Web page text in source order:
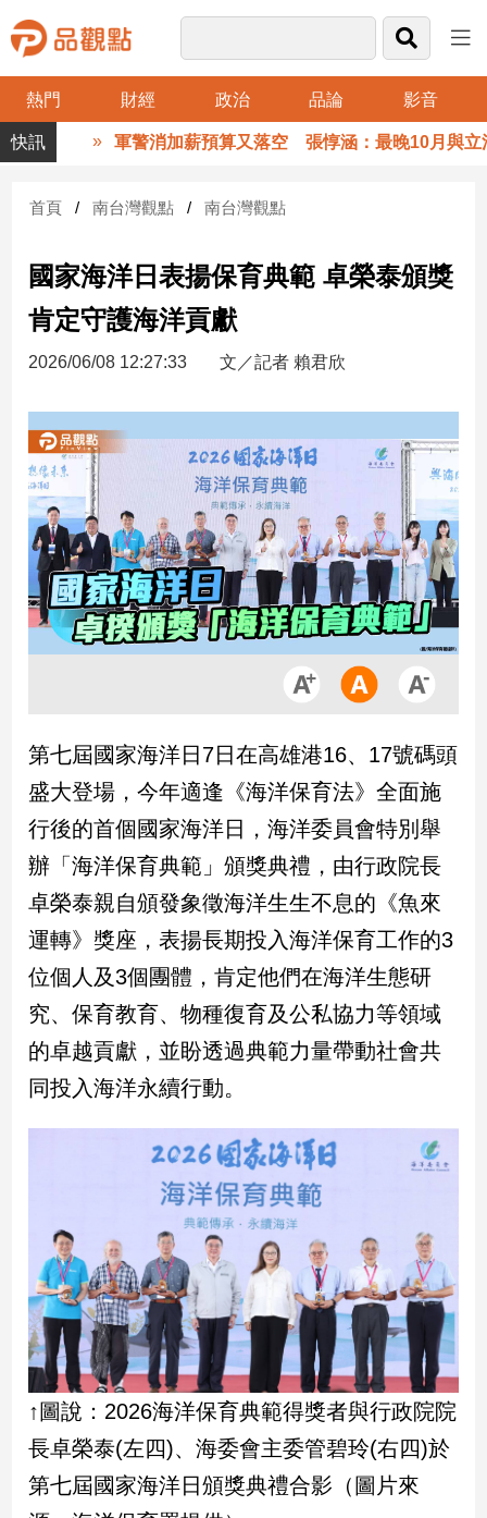
熱門 財經 政治 品論 影音
品
觀
財
台
財
新
產
經/
股
市
房
地
產
品
政
治
政
治
焦
品
觀
點
民
調
國
會
焦
兩
岸/
國
際
社
會/
地
方
新
冠
軍警消加薪預算又落空 張惇涵：最晚10月與立法院
首頁 南台灣觀點 南台灣觀點
國家海洋日表揚保育典範 卓榮泰頒獎
肯定守護海洋貢獻
2026/06/08 12:27:33 文／記者 賴君欣
第七屆國家海洋日7日在高雄港16、17號碼頭
盛大登場，今年適逢《海洋保育法》全面施
行後的首個國家海洋日，海洋委員會特別舉
辦「海洋保育典範」頒獎典禮，由行政院長
卓榮泰親自頒發象徵海洋生生不息的《魚來
運轉》獎座，表揚長期投入海洋保育工作的3
位個人及3個團體，肯定他們在海洋生態研
究、保育教育、物種復育及公私協力等領域
的卓越貢獻，並盼透過典範力量帶動社會共
同投入海洋永續行動。
↑圖說：2026海洋保育典範得獎者與行政院院
長卓榮泰(左四)、海委會主委管碧玲(右四)於
第七屆國家海洋日頒獎典禮合影（圖片來